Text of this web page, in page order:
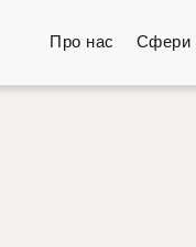
Про нас Сфери